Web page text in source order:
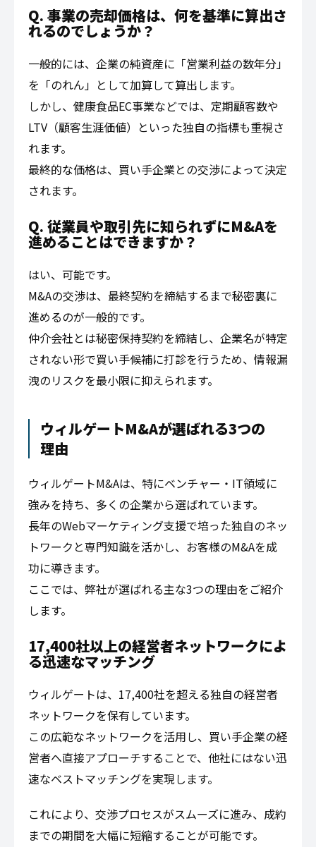
Q. 事業の売却価格は、何を基準に算出さ
れるのでしょうか？
一般的には、企業の純資産に「営業利益の数年分」
を「のれん」として加算して算出します。
しかし、健康食品EC事業などでは、定期顧客数や
LTV（顧客生涯価値）といった独自の指標も重視さ
れます。
最終的な価格は、買い手企業との交渉によって決定
されます。
Q. 従業員や取引先に知られずにM&Aを
進めることはできますか？
はい、可能です。
M&Aの交渉は、最終契約を締結するまで秘密裏に
進めるのが一般的です。
仲介会社とは秘密保持契約を締結し、企業名が特定
されない形で買い手候補に打診を行うため、情報漏
洩のリスクを最小限に抑えられます。
ウィルゲートM&Aが選ばれる3つの
理由
ウィルゲートM&Aは、特にベンチャー・IT領域に
強みを持ち、多くの企業から選ばれています。
長年のWebマーケティング支援で培った独自のネッ
トワークと専門知識を活かし、お客様のM&Aを成
功に導きます。
ここでは、弊社が選ばれる主な3つの理由をご紹介
します。
17,400社以上の経営者ネットワークによ
る迅速なマッチング
ウィルゲートは、17,400社を超える独自の経営者
ネットワークを保有しています。
この広範なネットワークを活用し、買い手企業の経
営者へ直接アプローチすることで、他社にはない迅
速なベストマッチングを実現します。
これにより、交渉プロセスがスムーズに進み、成約
までの期間を大幅に短縮することが可能です。